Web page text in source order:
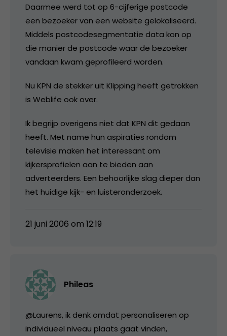
Daarmee werd tot op 6-cijferige postcode
een bezoeker van een website gelokaliseerd.
Middels postcodesegmentatie data kon op
die manier de postcode waar de bezoeker
vandaan kwam geprofileerd worden.
Nu KPN de stekker uit Klipping heeft getrokken
is Weblife ook over.
Ik begrijp overigens niet dat KPN dit gedaan
heeft. Met name hun aspiraties rondom
televisie maken het interessant om
kijkersprofielen aan te bieden aan
adverteerders. Een behoorlijke slag dieper dan
het huidige kijk- en luisteronderzoek.
21 juni 2006 om 12:19
Phileas
@Laurens, ik denk omdat personaliseren op
individueel niveau plaats gaat vinden,